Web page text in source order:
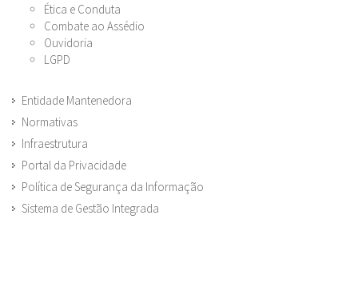
Ética e Conduta
Combate ao Assédio
Ouvidoria
LGPD
Entidade Mantenedora
Normativas
Infraestrutura
Portal da Privacidade
Política de Segurança da Informação
Sistema de Gestão Integrada